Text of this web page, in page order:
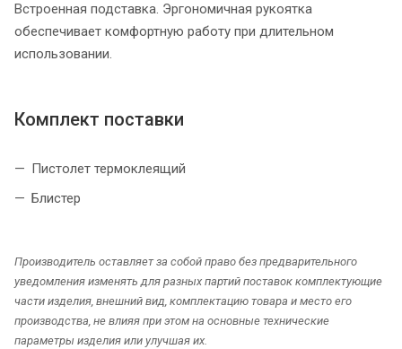
Встроенная подставка. Эргономичная рукоятка
обеспечивает комфортную работу при длительном
использовании.
Комплект поставки
Пистолет термоклеящий
Блистер
Производитель оставляет за собой право без предварительного
уведомления изменять для разных партий поставок комплектующие
части изделия, внешний вид, комплектацию товара и место его
производства, не влияя при этом на основные технические
параметры изделия или улучшая их.